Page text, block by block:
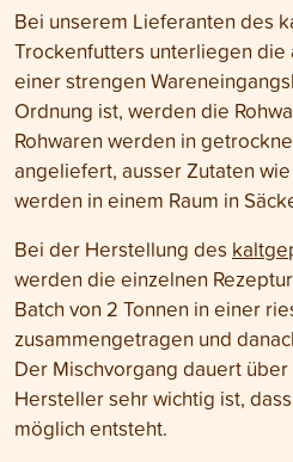
Bei unserem Lieferanten des
Trockenfutters unterliegen die
einer strengen
Ordnung ist, werden die
Rohwaren werden in
angeliefert, ausser Zutaten
werden in einem Raum in
Bei der Herstellung des
werden die einzelnen
Batch von 2 Tonnen in einer
zusammengetragen und
Der Mischvorgang dauert
Hersteller sehr wichtig ist,
möglich entsteht.